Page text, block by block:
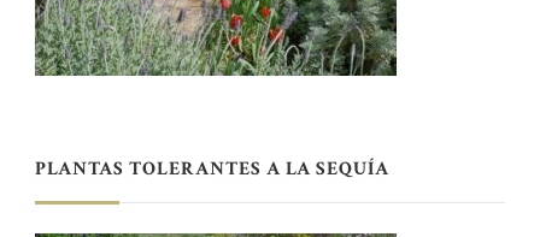
PLANTAS TOLERANTES A LA SEQUÍA